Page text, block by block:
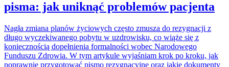
pisma: jak uniknąć problemów pacjenta
Nagła zmiana planów życiowych często zmusza do rezygnacji z
długo wyczekiwanego pobytu w uzdrowisku, co wiąże się z
koniecznością dopełnienia formalności wobec Narodowego
Funduszu Zdrowia. W tym artykule wyjaśniam krok po kroku, jak
poprawnie przygotować pismo rezygnacyjne oraz jakie dokumenty